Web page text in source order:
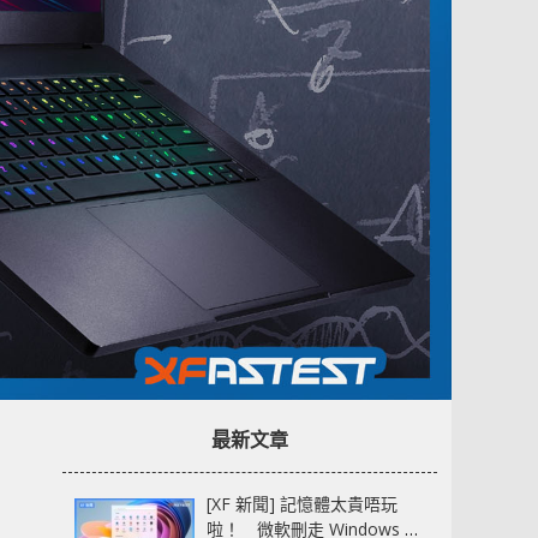
最新文章
[XF 新聞] 記憶體太貴唔玩
啦！ 微軟刪走 Windows 11